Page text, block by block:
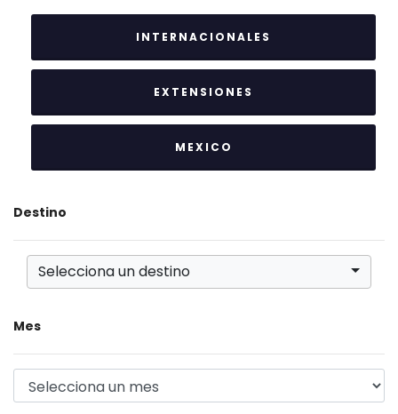
INTERNACIONALES
EXTENSIONES
MEXICO
Destino
Selecciona un destino
Mes